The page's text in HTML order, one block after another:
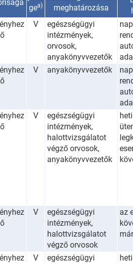
gea)
meghatározása
V
egészségügyi
intézmények,
orvosok,
anyakönyvvezetők
V anyakönyvvezetők
V
egészségügyi
intézmények,
halottvizsgálatot
végző orvosok,
anyakönyvvezetők
heti
V
egészségügyi
intézmények,
halottvizsgálatot
végző orvosok
az
V
egészségügyi
heti